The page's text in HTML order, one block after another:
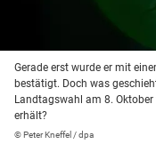
Gerade erst wurde er mit
bestätigt. Doch was
Landtagswahl am 8.
erhält?
© Peter Kneffel / dpa